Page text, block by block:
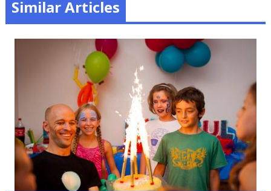
Similar Articles